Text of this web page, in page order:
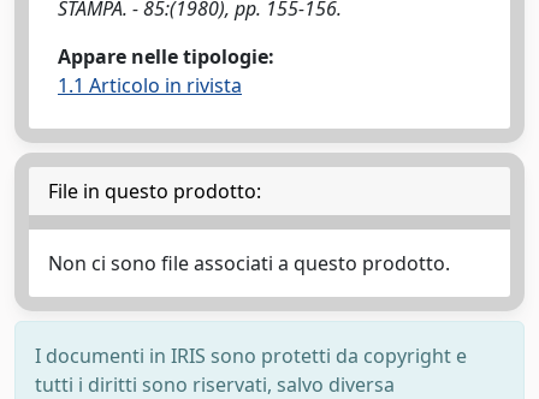
STAMPA. - 85:(1980), pp. 155-156.
Appare nelle tipologie:
1.1 Articolo in rivista
File in questo prodotto:
Non ci sono file associati a questo prodotto.
I documenti in IRIS sono protetti da copyright e
tutti i diritti sono riservati, salvo diversa